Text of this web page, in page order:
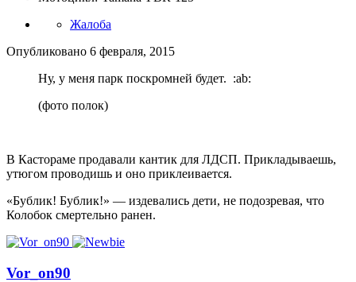
Жалоба
Опубликовано 6 февраля, 2015
Ну, у меня парк поскромней будет. :ab:
(фото полок)
В Кастораме продавали кантик для ЛДСП. Прикладываешь,
утюгом проводишь и оно приклеивается.
«Бублик! Бублик!» — издевались дети, не подозревая, что
Колобок смертельно ранен.
Vor_on90